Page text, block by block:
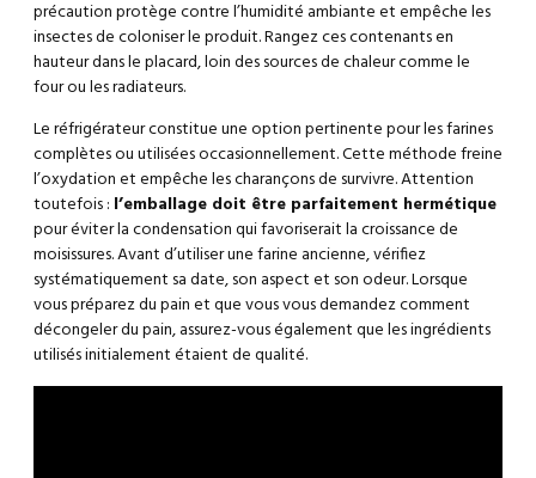
précaution protège contre l’humidité ambiante et empêche les
insectes de coloniser le produit. Rangez ces contenants en
hauteur dans le placard, loin des sources de chaleur comme le
four ou les radiateurs.
Le réfrigérateur constitue une option pertinente pour les farines
complètes ou utilisées occasionnellement. Cette méthode freine
l’oxydation et empêche les charançons de survivre. Attention
toutefois : l’emballage doit être parfaitement hermétique
pour éviter la condensation qui favoriserait la croissance de
moisissures. Avant d’utiliser une farine ancienne, vérifiez
systématiquement sa date, son aspect et son odeur. Lorsque
vous préparez du pain et que vous vous demandezcomment
décongeler du pain, assurez-vous également que les ingrédients
utilisés initialement étaient de qualité.